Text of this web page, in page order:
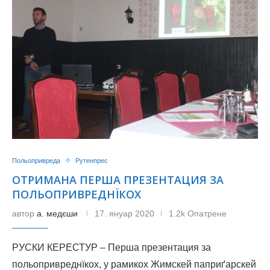
Польопривреда Рутенпрес
ОТРИМАНА ПЕРША ПРЕЗЕНТАЦИЯ ЗА
ПОЛЬОПРИВРЕДНЇКОХ
автор а. медєши 17. януар 2020 1.2k Опатрене
РУСКИ КЕРЕСТУР – Перша презентация за
польопривреднїкох, у рамикох Жимскей паприґарскей